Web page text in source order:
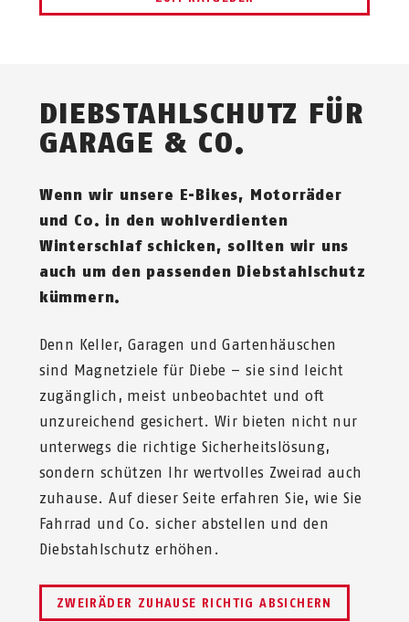
DIEBSTAHLSCHUTZ FÜR
GARAGE & CO.
Wenn wir unsere E-Bikes, Motorräder
und Co. in den wohlverdienten
Winterschlaf schicken, sollten wir uns
auch um den passenden Diebstahlschutz
kümmern.
Denn Keller, Garagen und Gartenhäuschen
sind Magnetziele für Diebe – sie sind leicht
zugänglich, meist unbeobachtet und oft
unzureichend gesichert. Wir bieten nicht nur
unterwegs die richtige Sicherheitslösung,
sondern schützen Ihr wertvolles Zweirad auch
zuhause. Auf dieser Seite erfahren Sie, wie Sie
Fahrrad und Co. sicher abstellen und den
Diebstahlschutz erhöhen.
ZWEIRÄDER ZUHAUSE RICHTIG ABSICHERN